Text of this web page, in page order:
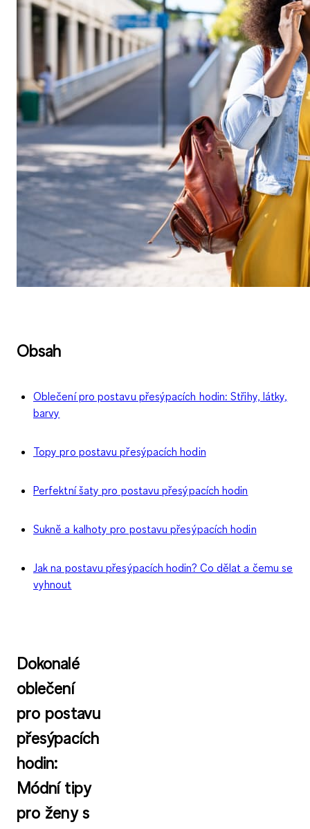
Obsah
Oblečení pro postavu přesýpacích hodin: Střihy, látky,
barvy
Topy pro postavu přesýpacích hodin
Perfektní šaty pro postavu přesýpacích hodin
Sukně a kalhoty pro postavu přesýpacích hodin
Jak na postavu přesýpacích hodin? Co dělat a čemu se
vyhnout
Dokonalé
oblečení
pro postavu
přesýpacích
hodin:
Módní tipy
pro ženy s